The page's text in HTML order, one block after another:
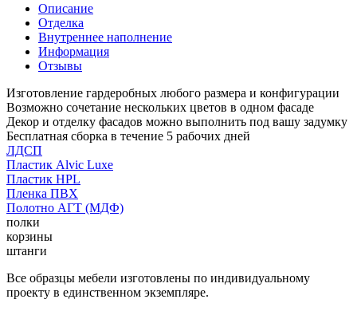
Описание
Отделка
Внутреннее наполнение
Информация
Отзывы
Изготовление гардеробных любого размера и конфигурации
Возможно сочетание нескольких цветов в одном фасаде
Декор и отделку фасадов можно выполнить под вашу задумку
Бесплатная сборка в течение 5 рабочих дней
ЛДСП
Пластик Alvic Luxe
Пластик HPL
Пленка ПВХ
Полотно АГТ (МДФ)
полки
корзины
штанги
Все образцы мебели изготовлены по индивидуальному
проекту в единственном экземпляре.